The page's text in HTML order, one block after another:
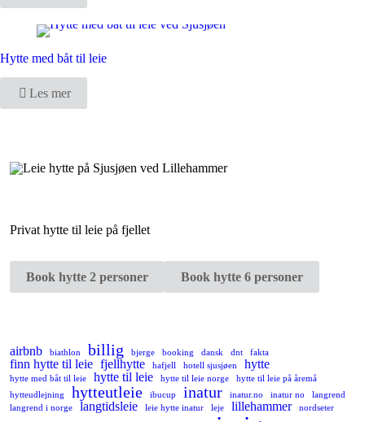
Hytte med båt til leie
Les mer
Privat hytte til leie på fjellet
Book hytte 2 personer Book hytte 6 personer
airbnb biathlon billig bjerge booking dansk dnt fakta
finn hytte til leie fjellhytte hafjell hotell sjusjøen hytte
hytte med båt til leie hytte til leie hytte til leie norge
hytte til leie på åremå
hytteudlejning
hytteutleie ibucup inatur inatur.no inatur no
langrend
langrend i norge
langtidsleie leie hytte inatur leje lillehammer nordseter